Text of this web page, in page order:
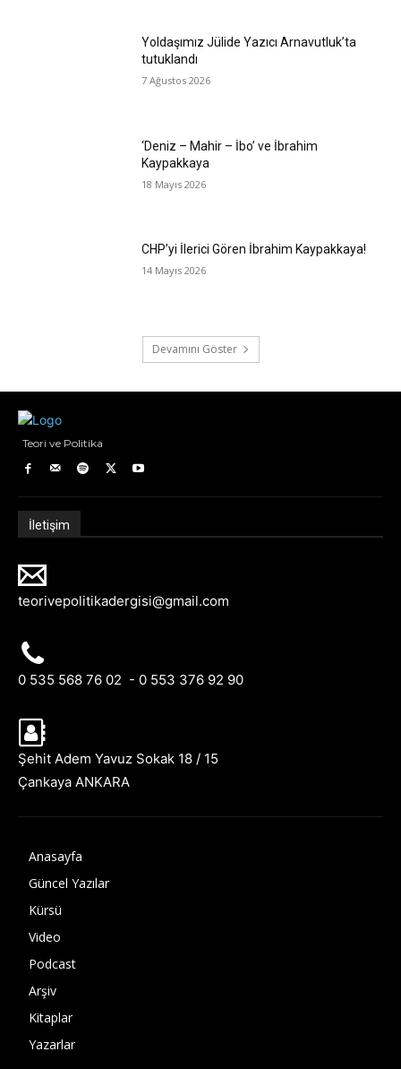
Yoldaşımız Jülide Yazıcı Arnavutluk’ta
tutuklandı
7 Ağustos 2026
‘Deniz – Mahir – İbo’ ve İbrahim
Kaypakkaya
18 Mayıs 2026
CHP’yi İlerici Gören İbrahim Kaypakkaya!
14 Mayıs 2026
Devamını Göster
Teori ve Politika
İletişim
teorivepolitikadergisi@gmail.com
0 535 568 76 02 - 0 553 376 92 90
Şehit Adem Yavuz Sokak 18 / 15
Çankaya ANKARA
Anasayfa
Güncel Yazılar
Kürsü
Video
Podcast
Arşiv
Kitaplar
Yazarlar